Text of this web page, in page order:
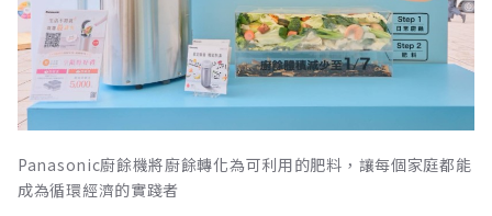
Panasonic廚餘機將廚餘轉化為可利用的肥料，讓每個家庭都能
成為循環經濟的實踐者